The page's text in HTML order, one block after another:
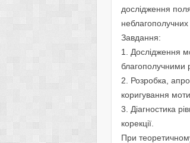
дослiдження
Завдання:
1. Дослiдження
благополучними
2. Розробка,
коригування
3. Дiагностика
корекцiї.
При